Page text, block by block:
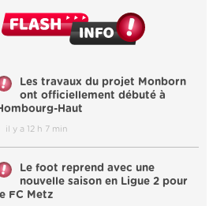
Les travaux du projet Monborn
ont officiellement débuté à
Haut
il y a 12 h 7 min
Le foot reprend avec une
nouvelle saison en Ligue 2 pour
FC Metz